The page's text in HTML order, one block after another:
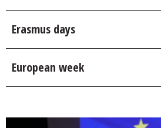
Erasmus days
European week